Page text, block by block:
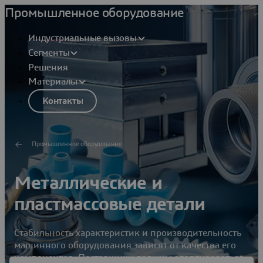
Промышленное оборудование
Индустриальные вызовы
Сегменты
Решения
Материалы
Контакты
Промышленное оборудование
Металлические и
пластмассовые детали
Стабильность характеристик и производительность
машинного оборудования зависят от качества его
компонентов. Поставщики должны адаптироваться